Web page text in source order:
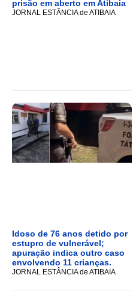
prisão em aberto em Atibaia
JORNAL ESTÂNCIA de ATIBAIA
Idoso de 76 anos detido por
estupro de vulnerável;
apuração indica outro caso
envolvendo 11 crianças.
JORNAL ESTÂNCIA de ATIBAIA